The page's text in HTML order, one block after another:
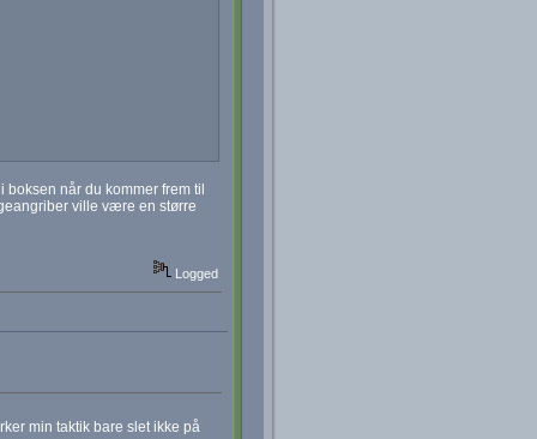
boksen når du kommer frem til
ville være en større
Logged
min taktik bare slet ikke på